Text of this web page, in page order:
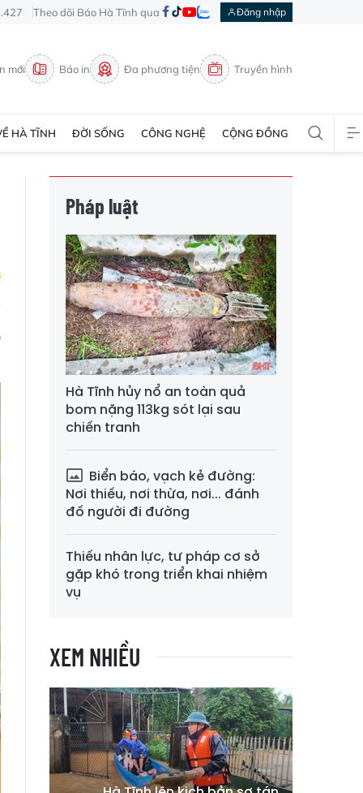
Theo dõi Báo Hà Tĩnh qua Đăng nhập
mới Báo in Đa phương tiện Truyền hình
HÀ TĨNH ĐỜI SỐNG CÔNG NGHỆ CỘNG ĐỒNG
Pháp luật
Hà Tĩnh hủy nổ an toàn quả
bom nặng 113kg sót lại sau
chiến tranh
Biển báo, vạch kẻ đường:
Nơi thiếu, nơi thừa, nơi... đánh
đố người đi đường
Thiếu nhân lực, tư pháp cơ sở
gặp khó trong triển khai nhiệm
vụ
XEM NHIỀU